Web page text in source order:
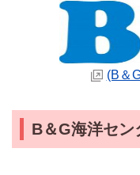
(B＆
B＆G海洋セン